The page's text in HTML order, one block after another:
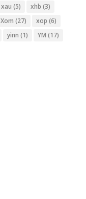
xau (5) xhb (3)
Xom (27) xop (6)
yinn (1) YM (17)